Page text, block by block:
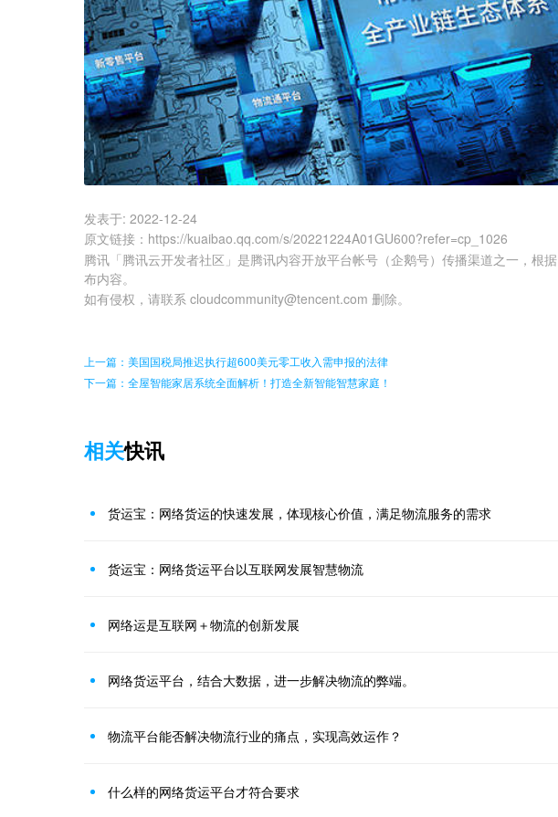
发表于: 2022-12-24
原文链接 ： https://kuaibao.qq.com/s/20221224A01GU600?refer=cp_1026
腾讯「腾讯云开发者社区」是腾讯内容开放平台帐号（企鹅号）传播渠道之一，根据
布内容。
如有侵权，请联系 cloudcommunity@tencent.com 删除。
上一篇：美国国税局推迟执行超600美元零工收入需申报的法律
下一篇：全屋智能家居系统全面解析！打造全新智能智慧家庭！
相关快讯
货运宝：网络货运的快速发展，体现核心价值，满足物流服务的需求
货运宝：网络货运平台以互联网发展智慧物流
网络运是互联网＋物流的创新发展
网络货运平台，结合大数据，进一步解决物流的弊端。
物流平台能否解决物流行业的痛点，实现高效运作？
什么样的网络货运平台才符合要求